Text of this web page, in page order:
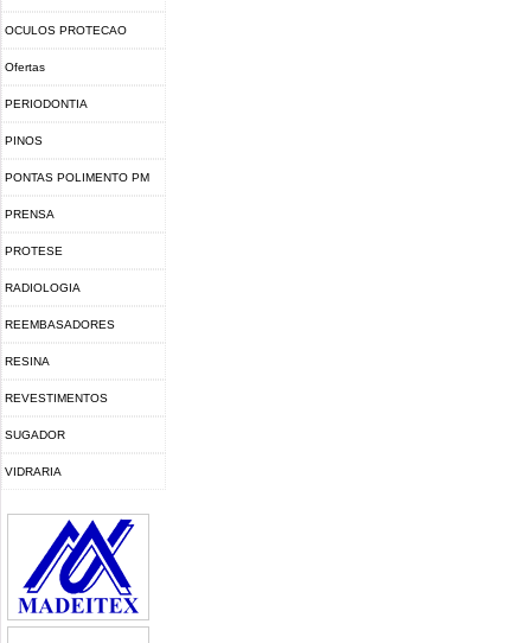
OCULOS PROTECAO
Ofertas
PERIODONTIA
PINOS
PONTAS POLIMENTO PM
PRENSA
PROTESE
RADIOLOGIA
REEMBASADORES
RESINA
REVESTIMENTOS
SUGADOR
VIDRARIA